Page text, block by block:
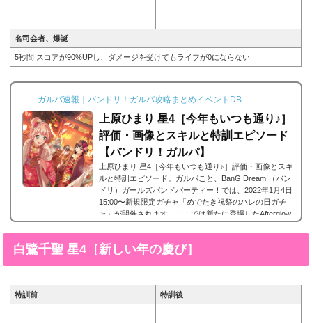
名司会者、爆誕
5秒間 スコアが90%UPし、ダメージを受けてもライフが0にならない
ガルパ速報｜バンドリ！ガルパ攻略まとめイベントDB
上原ひまり 星4［今年もいつも通り♪］
評価・画像とスキルと特訓エピソード
【バンドリ！ガルパ】
上原ひまり 星4［今年もいつも通り♪］評価・画像とスキ
ルと特訓エピソード。ガルパこと、BanG Dream!（バン
ドリ）ガールズバンドパーティー！では、2022年1月4日
15:00〜新規限定ガチャ「めでたき祝祭のハレの日ガチ
ャ」が開催されます。ここでは新たに登場したAfterglow
す。上原ひまり 星4［今年もいつも通り♪］※画像をタッ
白鷺千聖 星4［新しい年の慶び］
特訓前 特訓後